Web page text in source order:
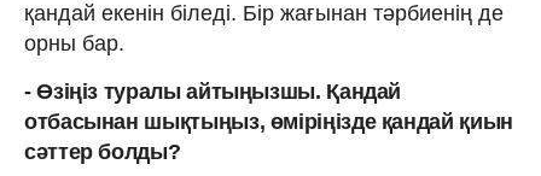
қандай екенін біледі. Бір жағынан тәрбиенің де
орны бар.
- Өзіңіз туралы айтыңызшы. Қандай
отбасынан шықтыңыз, өміріңізде қандай қиын
сәттер болды?